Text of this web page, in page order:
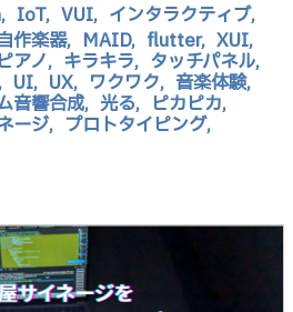
IoT, VUI, インタラクティブ,
作楽器, MAID, flutter, XUI,
ピアノ, キラキラ, タッチパネル,
UI, UX, ワクワク, 音楽体験,
音響合成, 光る, ピカピカ,
ージ, プロトタイピング,